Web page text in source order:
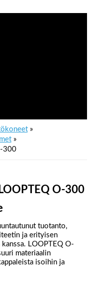
300
O-300
tuotanto,
ja erityisen
LOOPTEQ O-
materiaalin
isoihin ja